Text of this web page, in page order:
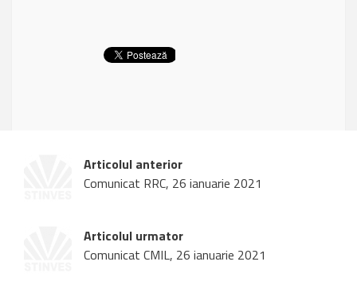
Articolul anterior
Comunicat RRC, 26 ianuarie 2021
Articolul urmator
Comunicat CMIL, 26 ianuarie 2021